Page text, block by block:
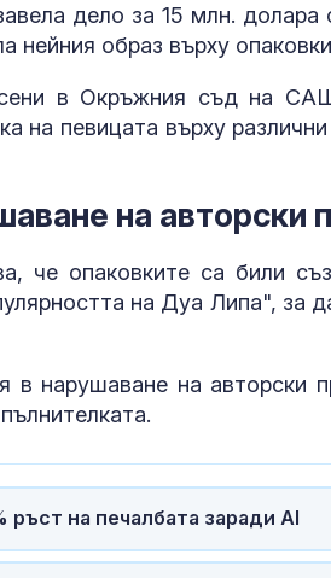
дело за 15 млн. долара
нейния образ върху
в Окръжния съд на
на певицата върху
на авторски
че опаковките са били
на Дуа Липа", за
в нарушаване на авторски
на печалбата заради AI